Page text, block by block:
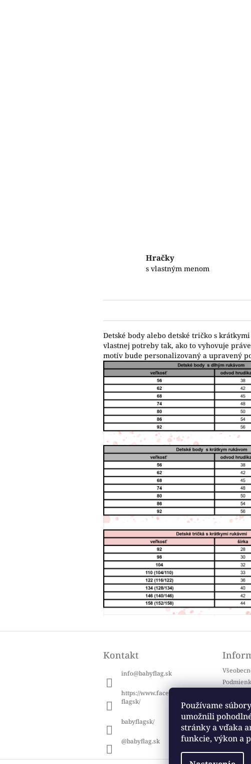
Používame
umožnili
stránky a vďaka
funkcie, výkon a
Hračky
s vlastným menom
Detské body alebo detské tričko s
vlastnej potreby tak, ako to vyhovuje
motív bude personalizovaný a upravený
Z
Kontakt
info@babyflag.sk
https://www.facebook.com/baby
flagsk/
babyflagsk/
@babyflag.sk
údajov
Doprava
Kontakty
Často
Moja